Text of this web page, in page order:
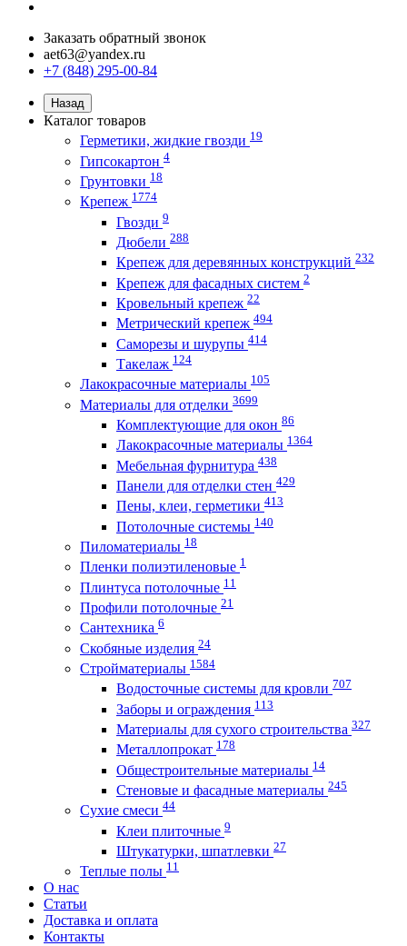
Заказать обратный звонок
aet63@yandex.ru
+7 (848) 295-00-84
Назад
Каталог товаров
Герметики, жидкие гвозди 19
Гипсокартон 4
Грунтовки 18
Крепеж 1774
Гвозди 9
Дюбели 288
Крепеж для деревянных конструкций 232
Крепеж для фасадных систем 2
Кровельный крепеж 22
Метрический крепеж 494
Саморезы и шурупы 414
Такелаж 124
Лакокрасочные материалы 105
Материалы для отделки 3699
Комплектующие для окон 86
Лакокрасочные материалы 1364
Мебельная фурнитура 438
Панели для отделки стен 429
Пены, клеи, герметики 413
Потолочные системы 140
Пиломатериалы 18
Пленки полиэтиленовые 1
Плинтуса потолочные 11
Профили потолочные 21
Сантехника 6
Скобяные изделия 24
Стройматериалы 1584
Водосточные системы для кровли 707
Заборы и ограждения 113
Материалы для сухого строительства 327
Металлопрокат 178
Общестроительные материалы 14
Стеновые и фасадные материалы 245
Сухие смеси 44
Клеи плиточные 9
Штукатурки, шпатлевки 27
Теплые полы 11
О нас
Статьи
Доставка и оплата
Контакты